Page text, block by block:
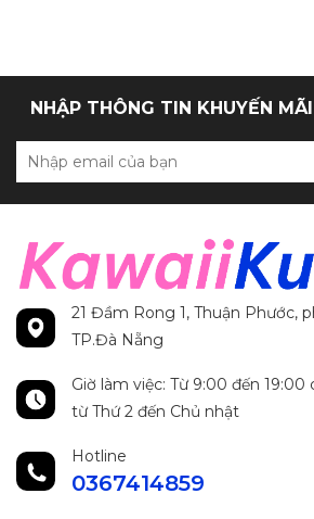
NHẬP THÔNG TIN KHUYẾN
21 Đầm Rong 1, Thuận Phước,
TP.Đà Nẵng
Giờ làm việc: Từ 9:00 đến
từ Thứ 2 đến Chủ nhật
Hotline
0367414859